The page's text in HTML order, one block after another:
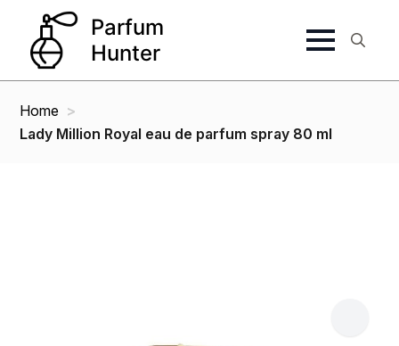
Home
Lady Million Royal eau de parfum spray 80 ml